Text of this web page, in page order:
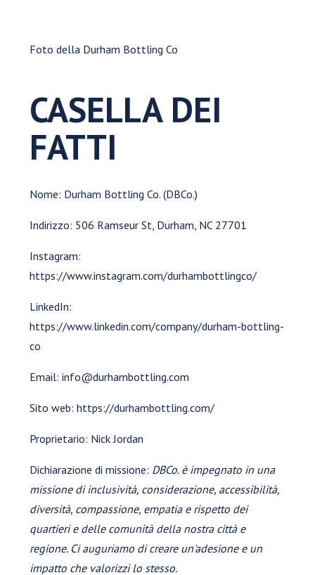
Foto della Durham Bottling Co
CASELLA DEI
FATTI
Nome: Durham Bottling Co. (DBCo.)
Indirizzo: 506 Ramseur St, Durham, NC 27701
Instagram:
https://www.instagram.com/durhambottlingco/
LinkedIn:
https://www.linkedin.com/company/durham-bottling-
co
Email: info@durhambottling.com
Sito web: https://durhambottling.com/
Proprietario: Nick Jordan
Dichiarazione di missione: DBCo. è impegnato in una
missione di inclusività, considerazione, accessibilità,
diversità, compassione, empatia e rispetto dei
quartieri e delle comunità della nostra città e
regione. Ci auguriamo di creare un'adesione e un
impatto che valorizzi lo stesso.